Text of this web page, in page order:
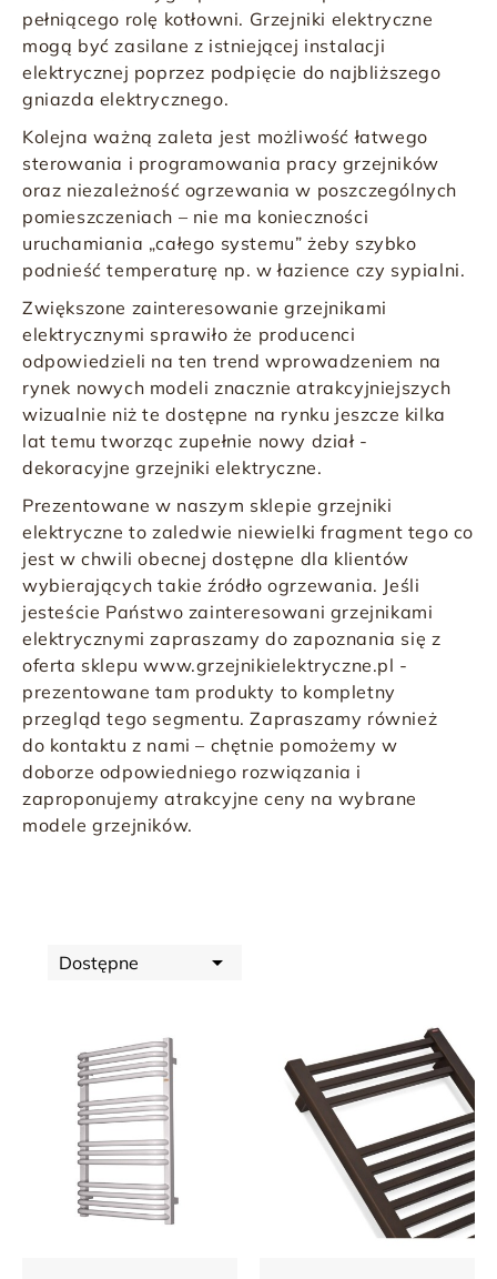
pełniącego rolę kotłowni. Grzejniki elektryczne
mogą być zasilane z istniejącej instalacji
elektrycznej poprzez podpięcie do najbliższego
gniazda elektrycznego.
Kolejna ważną zaleta jest możliwość łatwego
sterowania i programowania pracy grzejników
oraz niezależność ogrzewania w poszczególnych
pomieszczeniach – nie ma konieczności
uruchamiania „całego systemu” żeby szybko
podnieść temperaturę np. w łazience czy sypialni.
Zwiększone zainteresowanie grzejnikami
elektrycznymi sprawiło że producenci
odpowiedzieli na ten trend wprowadzeniem na
rynek nowych modeli znacznie atrakcyjniejszych
wizualnie niż te dostępne na rynku jeszcze kilka
lat temu tworząc zupełnie nowy dział -
dekoracyjne grzejniki elektryczne.
Prezentowane w naszym sklepie grzejniki
elektryczne to zaledwie niewielki fragment tego co
jest w chwili obecnej dostępne dla klientów
wybierających takie źródło ogrzewania. Jeśli
jesteście Państwo zainteresowani grzejnikami
elektrycznymi zapraszamy do zapoznania się z
oferta sklepuwww.grzejnikielektryczne.pl -
prezentowane tam produkty to kompletny
przegląd tego segmentu. Zapraszamy również
do kontaktu z nami – chętnie pomożemy w
doborze odpowiedniego rozwiązania i
zaproponujemy atrakcyjne ceny na wybrane
modele grzejników.
Dostępne 